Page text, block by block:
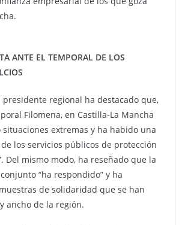
ANTE EL TEMPORAL DE LOS
presidente regional ha destacado que,
Filomena, en Castilla-La Mancha
situaciones extremas y ha habido una
los servicios públicos de protección
Del mismo modo, ha reseñado que la
“ha respondido” y ha
de solidaridad que se han
ancho de la región.